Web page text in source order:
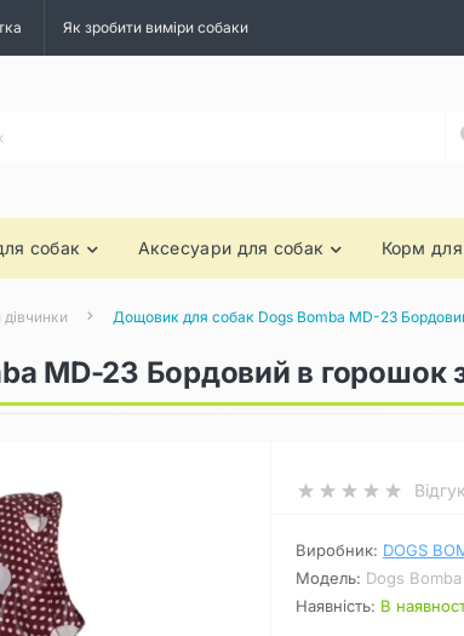
Як зробити виміри собаки
собак Аксесуари для собак Корм
Дощовик для собак Dogs Bomba MD-23
MD-23 Бордовий в
Виробник: DOGS
Модель: Dogs
Наявність: В